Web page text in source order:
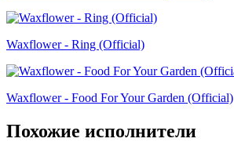
Waxflower - Ring (Official)
Waxflower - Food For Your Garden (Official)
Похожие исполнители